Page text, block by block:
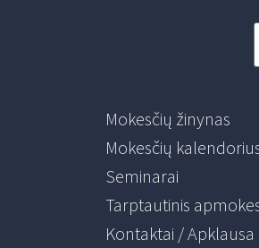
Mokesčių žinynas
Mokesčių
Seminarai
Tarptautinis
Kontaktai / Apklausa